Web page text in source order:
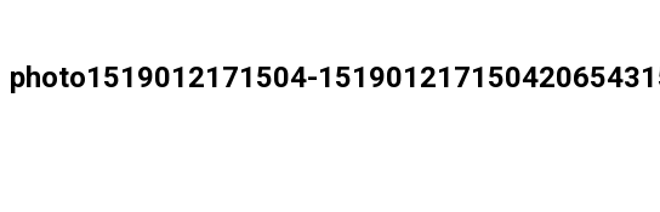
photo1519012171504-